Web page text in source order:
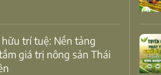
giá trị nông sản Thái